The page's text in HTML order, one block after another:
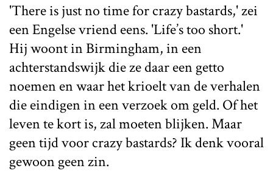
'There is just no time for crazy bastards,' zei
een Engelse vriend eens. 'Life’s too short.'
Hij woont in Birmingham, in een
achterstandswijk die ze daar een getto
noemen en waar het krioelt van de verhalen
die eindigen in een verzoek om geld. Of het
leven te kort is, zal moeten blijken. Maar
geen tijd voor crazy bastards? Ik denk vooral
gewoon geen zin.